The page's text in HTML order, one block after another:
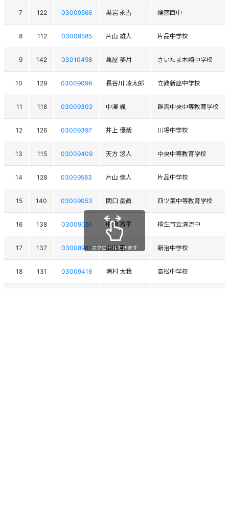
7 122 03009566 黒岩 永吉 嬬恋西中
8 112 03009585 片山 雄人 片品中学校
9 142 03010458 亀屋 夢月 さいたま木崎中学校
10 129 03009099 長谷川 凌太郎 立教新座中学校
11 118 03009302 中澤 颯 群馬中央中等教育学校
12 126 03009397 井上 優哉 川場中学校
13 115 03009409 天方 悠人 中央中等教育学校
14 128 03009583 片山 健人 片品中学校
15 140 03009053 関口 岳眞 四ツ葉中等教育学校
16 138 03009051 中里 秀平 桐生市立清流中
17 137 03008981 山田 勝 新治中学校
18 131 03009416 増村 太我 高松中学校
スクロールできます